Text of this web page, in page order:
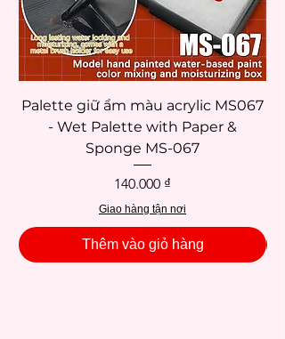
và ổn định dành cho mọi họa sĩ ở mọi cấp
độ.
Palette giữ ẩm màu acrylic MS067
- Wet Palette with Paper &
Sponge MS-067
Giá
140.000 ₫
Giao hàng tận nơi
Thêm vào giỏ hàng